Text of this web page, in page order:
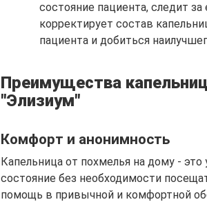
состояние пациента, следит
корректирует состав
пациента и добиться
Преимущества
"Элизиум"
Комфорт и анонимность
Капельница от похмелья на дому -
состояние без необходимости
помощь в привычной и комфортной